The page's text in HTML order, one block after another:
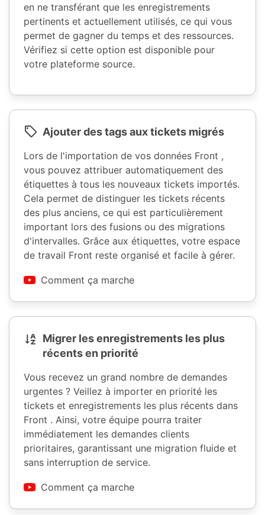
en ne transférant que les enregistrements
pertinents et actuellement utilisés, ce qui vous
permet de gagner du temps et des ressources.
Vérifiez si cette option est disponible pour
votre plateforme source.
Ajouter des tags aux tickets migrés
Lors de l'importation de vos données Front ,
vous pouvez attribuer automatiquement des
étiquettes à tous les nouveaux tickets importés.
Cela permet de distinguer les tickets récents
des plus anciens, ce qui est particulièrement
important lors des fusions ou des migrations
d'intervalles. Grâce aux étiquettes, votre espace
de travail Front reste organisé et facile à gérer.
Comment ça marche
Migrer les enregistrements les plus
récents en priorité
Vous recevez un grand nombre de demandes
urgentes ? Veillez à importer en priorité les
tickets et enregistrements les plus récents dans
Front . Ainsi, votre équipe pourra traiter
immédiatement les demandes clients
prioritaires, garantissant une migration fluide et
sans interruption de service.
Comment ça marche